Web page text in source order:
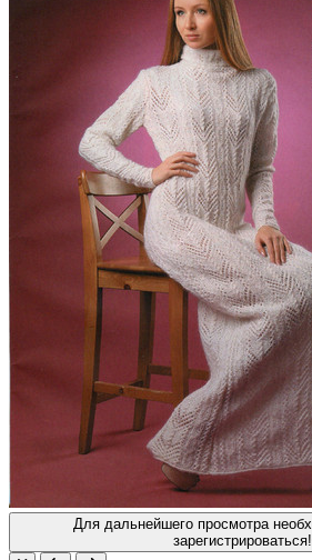
Для дальнейшего просмотра необходимо войти или
зарегистрироваться!